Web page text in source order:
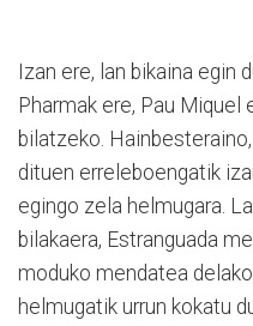
Izan ere, lan bikaina egin
Pharmak ere, Pau Miquel
bilatzeko.
dituen erreleboengatik
egingo zela helmugara.
bilakaera, Estranguada
moduko mendatea
helmugatik urrun kokatu